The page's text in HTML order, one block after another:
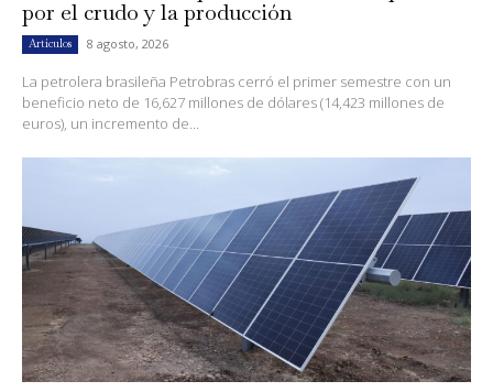
por el crudo y la producción
Artículos 8 agosto, 2026
La petrolera brasileña Petrobras cerró el primer semestre con un
beneficio neto de 16,627 millones de dólares (14,423 millones de
euros), un incremento de...